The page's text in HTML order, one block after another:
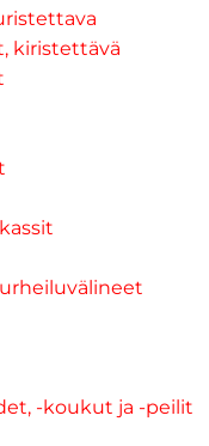
kiristettävä
-koukut ja -peilit